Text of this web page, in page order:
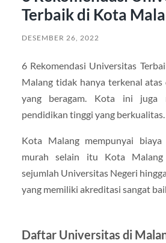
Terbaik di Kota
DESEMBER 26, 2022
6 Rekomendasi Universitas
Malang tidak hanya terkenal atas
yang beragam. Kota ini juga
pendidikan tinggi yang berkualitas.
Kota Malang mempunyai
murah selain itu Kota Malang
sejumlah Universitas Negeri
yang memiliki akreditasi sangat
Daftar Universitas di